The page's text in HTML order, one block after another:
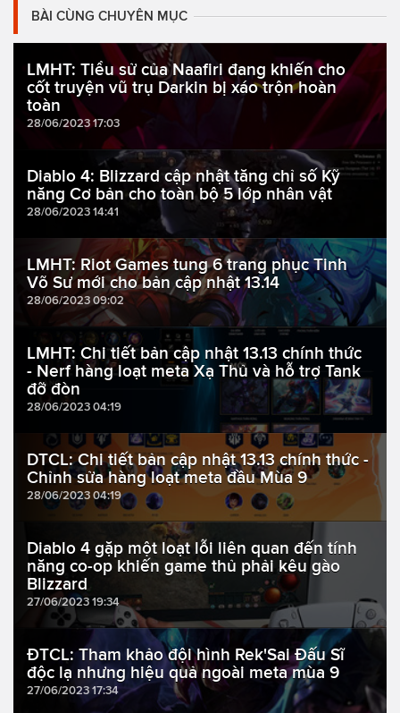
BÀI CÙNG CHUYÊN MỤC
LMHT: Tiểu sử của Naafiri đang khiến cho
cốt truyện vũ trụ Darkin bị xáo trộn hoàn
toàn
28/06/2023 17:03
Diablo 4: Blizzard cập nhật tăng chỉ số Kỹ
năng Cơ bản cho toàn bộ 5 lớp nhân vật
28/06/2023 14:41
LMHT: Riot Games tung 6 trang phục Tinh
Võ Sư mới cho bản cập nhật 13.14
28/06/2023 09:02
LMHT: Chi tiết bản cập nhật 13.13 chính thức
- Nerf hàng loạt meta Xạ Thủ và hỗ trợ Tank
đỡ đòn
28/06/2023 04:19
DTCL: Chi tiết bản cập nhật 13.13 chính thức -
Chỉnh sửa hàng loạt meta đầu Mùa 9
28/06/2023 04:19
Diablo 4 gặp một loạt lỗi liên quan đến tính
năng co-op khiến game thủ phải kêu gào
Blizzard
27/06/2023 19:34
ĐTCL: Tham khảo đội hình Rek'Sai Đấu Sĩ
độc lạ nhưng hiệu quả ngoài meta mùa 9
27/06/2023 17:34